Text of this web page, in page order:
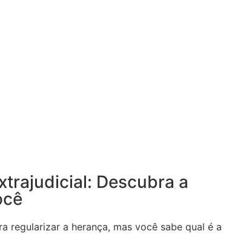
Descubra a
regularizar a herança, mas você sabe qual é a